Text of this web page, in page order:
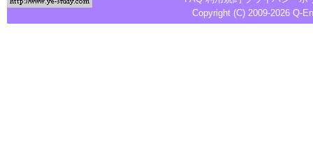
Copyright (C) 2009-2026 Q-